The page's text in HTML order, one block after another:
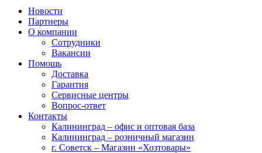
Новости
Партнеры
О компании
Сотрудники
Вакансии
Помощь
Доставка
Гарантия
Сервисные центры
Вопрос-ответ
Контакты
Калининград – офис и оптовая база
Калининград – розничный магазин
г. Советск – Магазин «Хозтовары»